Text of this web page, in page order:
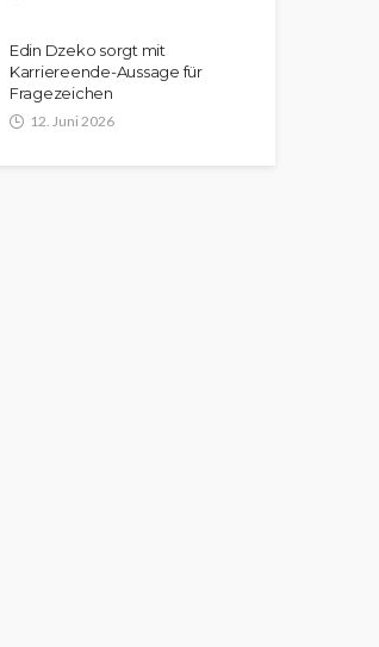
Edin Dzeko sorgt mit
Karriereende-Aussage für
Fragezeichen
12. Juni 2026